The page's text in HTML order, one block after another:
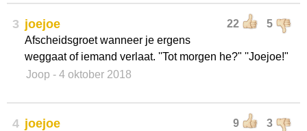
3 22 5
joejoe
Afscheidsgroet wanneer je ergens
weggaat of iemand verlaat. ''Tot morgen he?" ''Joejoe!"
Joop - 4 oktober 2018
4 9 3
joejoe